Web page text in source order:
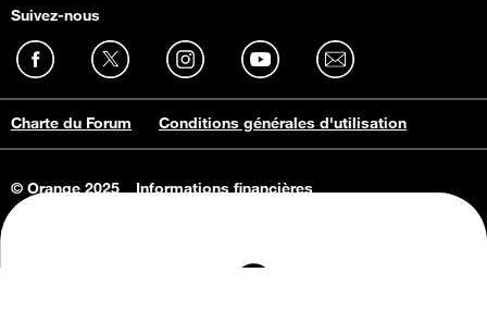
Suivez-nous
Charte du Forum Conditions générales d'utilisation
© Orange 2025
Informations financières